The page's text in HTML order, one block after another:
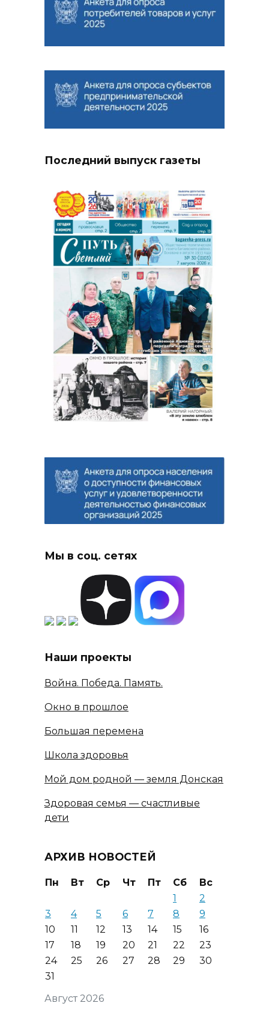
Последний выпуск газеты
Мы в соц. сетях
Наши проекты
Война. Победа. Память.
Окно в прошлое
Большая перемена
Школа здоровья
Мой дом родной — земля Донская
Здоровая семья — счастливые
дети
АРХИВ НОВОСТЕЙ
Август 2026
Пн Вт Ср Чт Пт Сб
Вс
1
2
3
4 5 6 7 8
9
10
11 12 13 14 15
16
17
18 19 20 21 22
23
24
25 26 27 28 29
30
31